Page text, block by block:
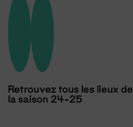
Retrouvez tous les lieux de
la saison 24-25